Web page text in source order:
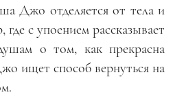
Джо отделяется от тела и
с упоением рассказывает
о том, как прекрасна
ищет способ вернуться на